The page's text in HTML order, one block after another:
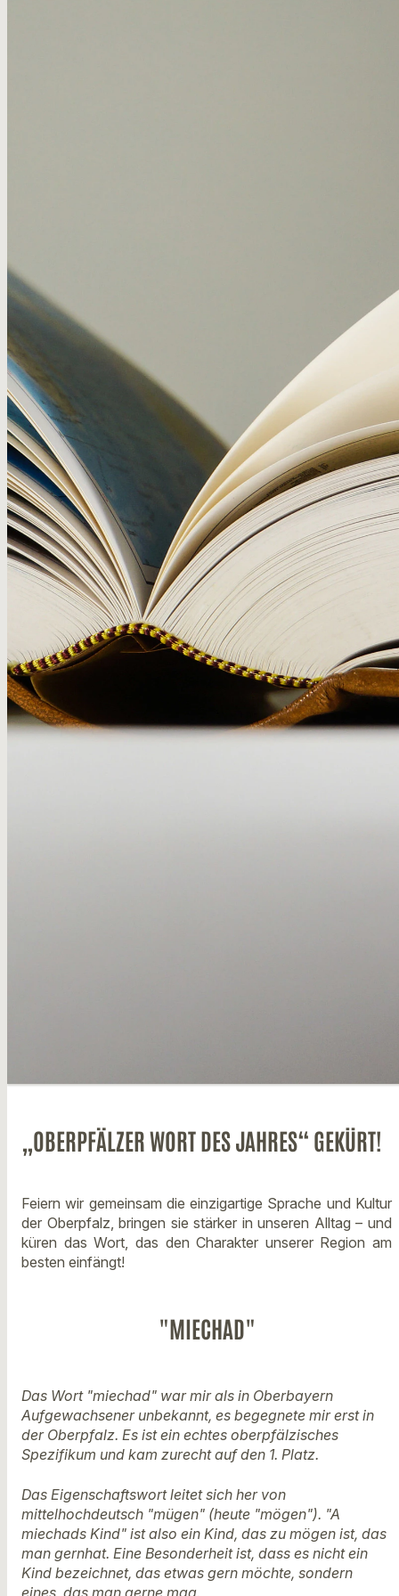
„OBERPFÄLZER WORT DES JAHRES“ GEKÜRT!
Feiern wir gemeinsam die einzigartige Sprache und Kultur
der Oberpfalz, bringen sie stärker in unseren Alltag – und
küren das Wort, das den Charakter unserer Region am
besten einfängt!
"MIECHAD"
Das Wort "miechad" war mir als in Oberbayern
Aufgewachsener unbekannt, es begegnete mir erst in
der Oberpfalz. Es ist ein echtes oberpfälzisches
Spezifikum und kam zurecht auf den 1. Platz.
Das Eigenschaftswort leitet sich her von
mittelhochdeutsch "mügen" (heute "mögen"). "A
miechads Kind" ist also ein Kind, das zu mögen ist, das
man gernhat. Eine Besonderheit ist, dass es nicht ein
Kind bezeichnet, das etwas gern möchte, sondern
eines, das man gerne mag.